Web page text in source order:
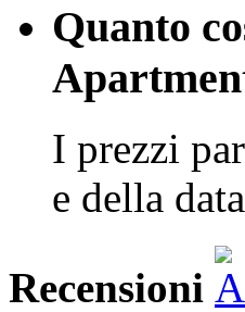
Quanto
I prezzi
e della
Recensioni